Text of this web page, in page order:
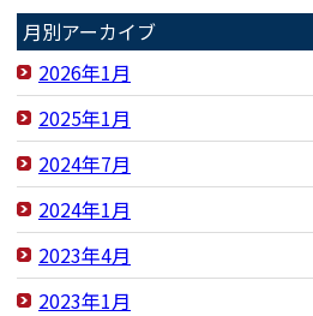
月別アーカイブ
2026年1月
2025年1月
2024年7月
2024年1月
2023年4月
2023年1月